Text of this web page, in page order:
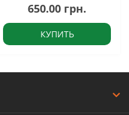
650.00 грн.
КУПИТЬ